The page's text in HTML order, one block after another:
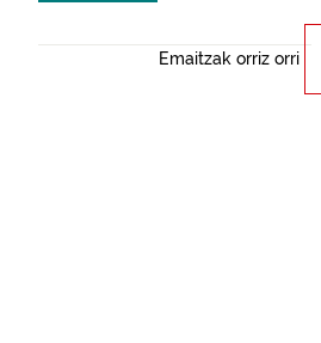
Emaitzak orriz orri